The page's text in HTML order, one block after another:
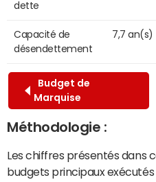
dette
Capacité de
désendettement
7,7 an(s)
Budget de
Marquise
Méthodologie :
Les chiffres présentés dans
budgets principaux